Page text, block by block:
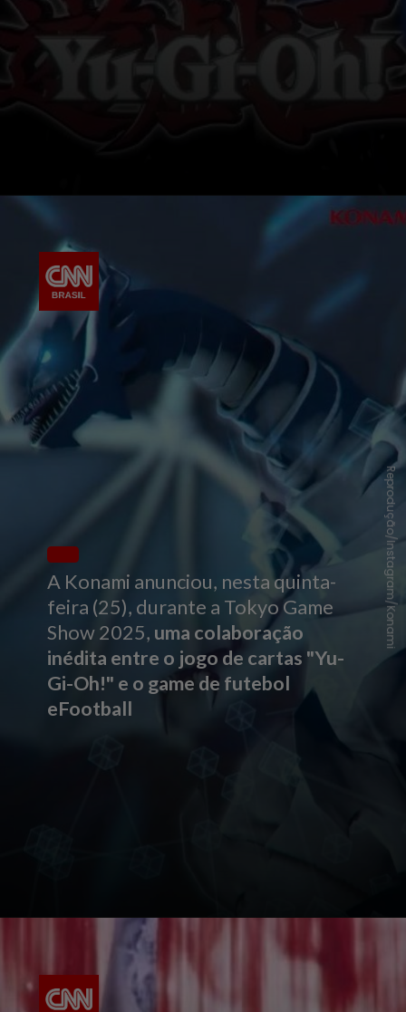
Reprodução/Instagram/Konami
A Konami anunciou, nesta quinta-
feira (25), durante a Tokyo Game
Show 2025, uma colaboração
inédita entre o jogo de cartas "Yu-
Gi-Oh!" e o game de futebol
eFootball